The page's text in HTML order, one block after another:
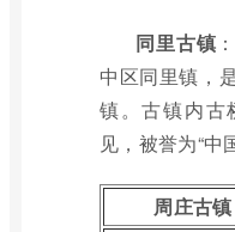
同里古镇
中区同里镇，
镇。古镇内古
见，被誉为“中
周庄古镇